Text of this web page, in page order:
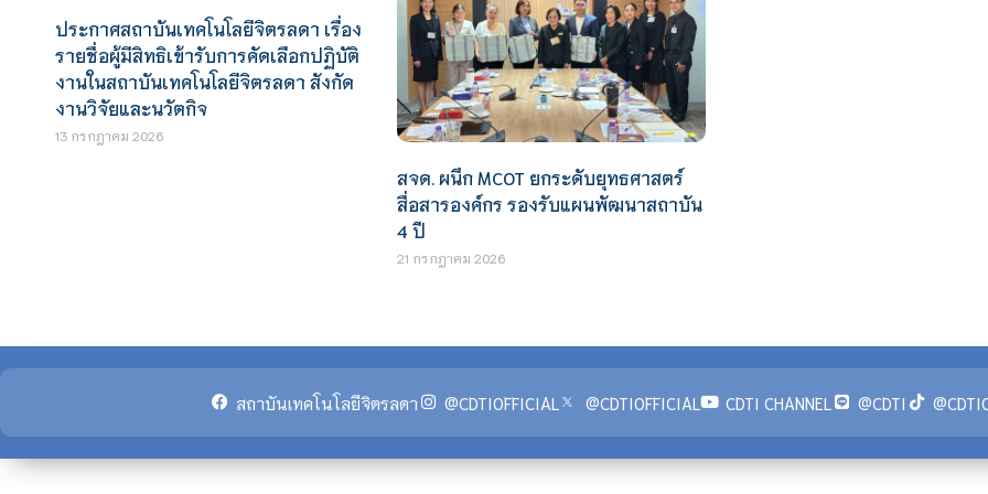
ประกาศสถาบันเทคโนโลยีจิตรลดา เรื่อง
รายชื่อผู้มีสิทธิเข้ารับการคัดเลือกปฏิบัติ
งานในสถาบันเทคโนโลยีจิตรลดา สังกัด
งานวิจัยและนวัตกิจ
13 กรกฎาคม 2026
สจด. ผนึก MCOT ยกระดับยุทธศาสตร์
สื่อสารองค์กร รองรับแผนพัฒนาสถาบัน
4 ปี
21 กรกฎาคม 2026
สถาบันเทคโนโลยีจิตรลดา @CDTIOFFICIAL @CDTIOFFICIAL CDTI CHANNEL @CDTI